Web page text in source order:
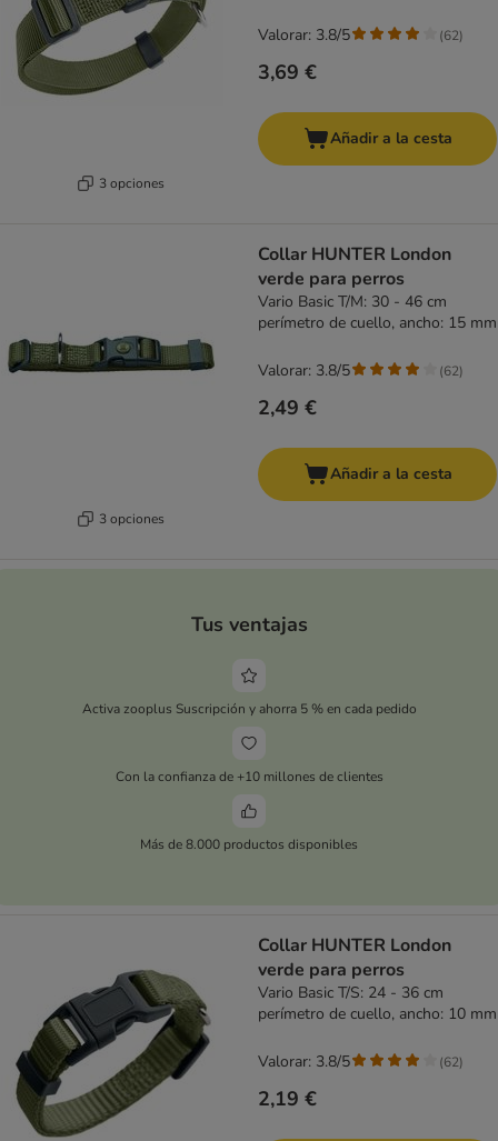
3 opciones
3,69 €
Valorar: 3.8/5 (62)
Añadir a la cesta
3 opciones
Collar HUNTER London
verde para perros
Vario Basic T/M: 30 - 46 cm
perímetro de cuello, ancho: 15 mm
2,49 €
Valorar: 3.8/5 (62)
Añadir a la cesta
Tus ventajas
Activa zooplus Suscripción y ahorra 5 % en cada pedido
Con la confianza de +10 millones de clientes
Más de 8.000 productos disponibles
Collar HUNTER London
verde para perros
Vario Basic T/S: 24 - 36 cm
perímetro de cuello, ancho: 10 mm
2,19 €
Valorar: 3.8/5 (62)